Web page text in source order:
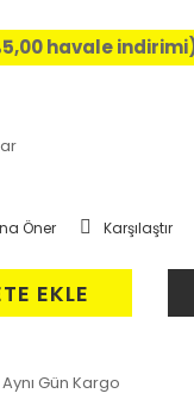
havale
Öner Karşılaştır
EKLE
Aynı Gün Kargo